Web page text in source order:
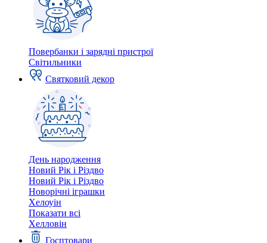
Повербанки і зарядні пристрої
Світильники
Святковий декор
День народження
Новий Рік і Різдво
Новий Рік і Різдво
Новорічні іграшки
Хелоуін
Показати всі
Хелловін
Госптовари